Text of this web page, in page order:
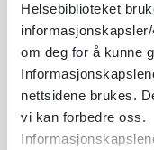
Helsebiblioteket
om deg for å kunne
nettsidene brukes.
vi kan forbedre oss.
Ved behov
denne startes